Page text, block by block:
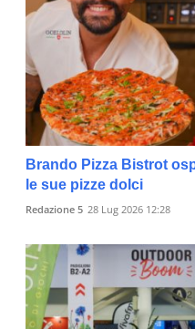
Brando Pizza Bistrot
le sue pizze dolci
Redazione 5 28 Lug 2026 12:28